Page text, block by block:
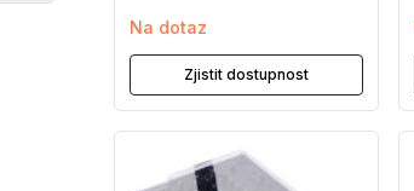
Na dotaz
Zjistit dostupnost